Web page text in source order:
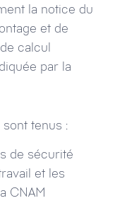
la notice du
et de
calcul
par la
tenus :
de sécurité
et les
CNAM